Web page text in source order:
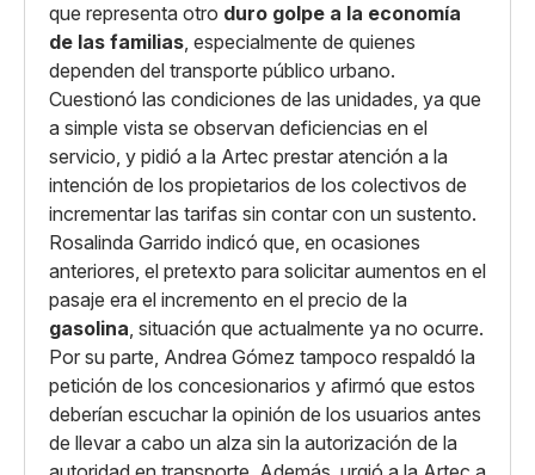
que representa otro duro golpe a la economía
de las familias, especialmente de quienes
dependen del transporte público urbano.
Cuestionó las condiciones de las unidades, ya que
a simple vista se observan deficiencias en el
servicio, y pidió a la Artec prestar atención a la
intención de los propietarios de los colectivos de
incrementar las tarifas sin contar con un sustento.
Rosalinda Garrido indicó que, en ocasiones
anteriores, el pretexto para solicitar aumentos en el
pasaje era el incremento en el precio de la
gasolina, situación que actualmente ya no ocurre.
Por su parte, Andrea Gómez tampoco respaldó la
petición de los concesionarios y afirmó que estos
deberían escuchar la opinión de los usuarios antes
de llevar a cabo un alza sin la autorización de la